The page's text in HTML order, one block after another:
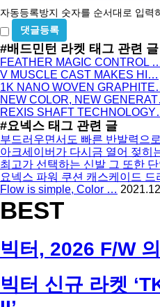
수
록
방
지
자동등록방지 숫자를 순서대로 입력
비
밀
글
사
용
#배드민턴 라켓 태그 관련 글
FEATHER MAGIC CONTROL
V MUSCLE CAST MAKES HI…
1K NANO WOVEN
NEW COLOR, NEW
REXIS SHAFT
#요넥스 태그 관련 글
부드러우면서도 빠른 반발력으
아크세이버가 다시금 열어 젖히
최고가 선택하는 신발 그 또한
요넥스 파워 쿠션 캐스케이드 드
Flow is simple, Color …
BEST
빅터, 2026 F/W
빅터 신규 라켓